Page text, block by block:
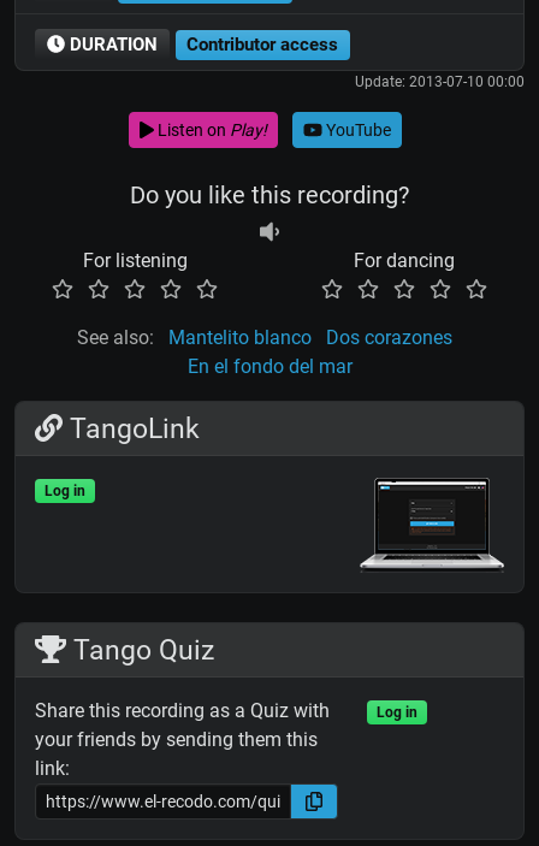
DURATION Contributor access
Update: 2013-07-10 00:00
Listen on Play! YouTube
Do you like this recording?
For listening For dancing
See also: Mantelito blanco
Dos corazones
En el fondo del mar
TangoLink
Log in
Tango Quiz
Share this recording as a Quiz with
your friends by sending them this
link:
Log in